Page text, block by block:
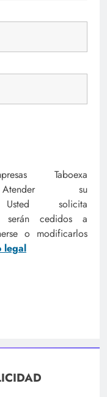
Taboexa
Atender su
Usted solicita
cedidos a
o modificarlos
legal